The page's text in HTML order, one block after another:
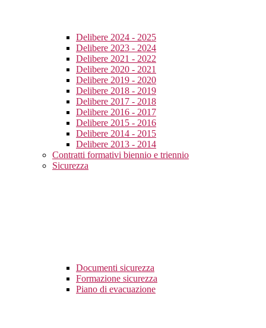
Delibere 2024 - 2025
Delibere 2023 - 2024
Delibere 2021 - 2022
Delibere 2020 - 2021
Delibere 2019 - 2020
Delibere 2018 - 2019
Delibere 2017 - 2018
Delibere 2016 - 2017
Delibere 2015 - 2016
Delibere 2014 - 2015
Delibere 2013 - 2014
Contratti formativi biennio e triennio
Sicurezza
Documenti sicurezza
Formazione sicurezza
Piano di evacuazione